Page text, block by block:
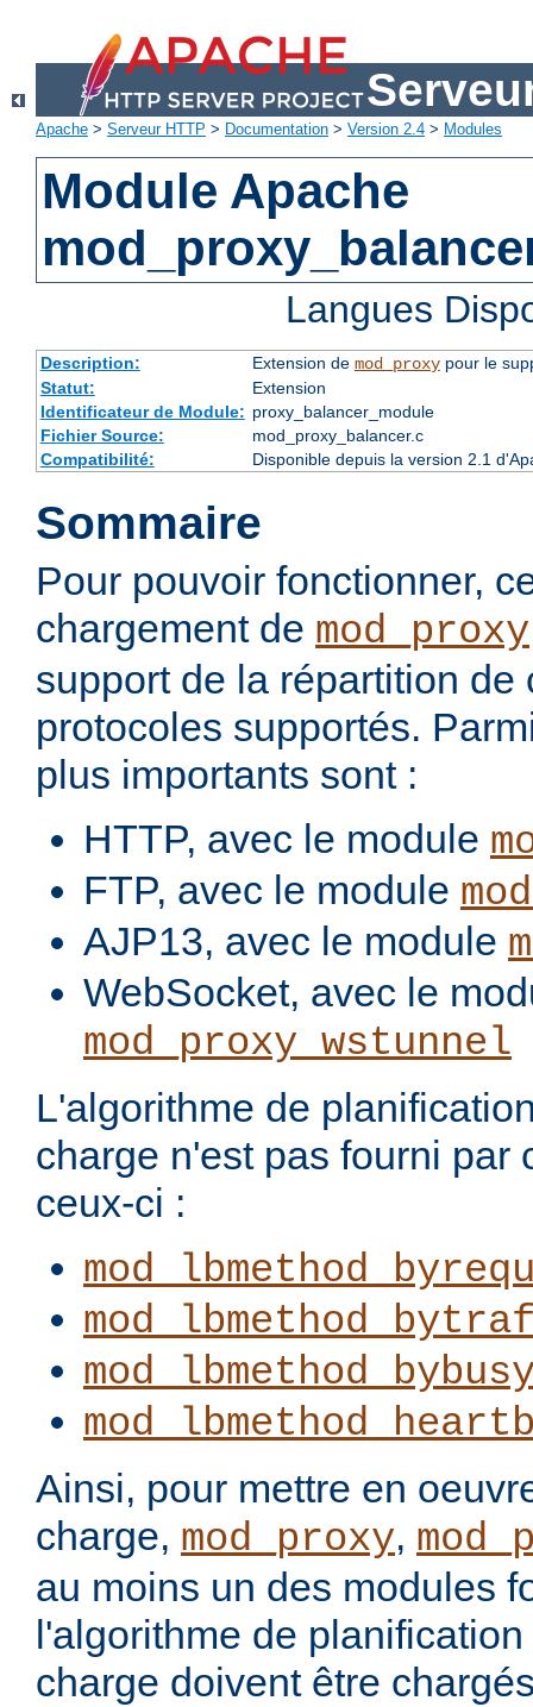
Apache > Serveur HTTP > Documentation > Version 2.4 > Modules
Module Apache
Langues
Description: Extension de mod_proxypour le
Statut:
Extension
Identificateur de Module: proxy_balancer_module
Fichier Source:
mod_proxy_balancer.c
Compatibilité:
Disponible depuis la version 2.1
Sommaire
Pour pouvoir fonctionner,
chargement de mod_proxy
support de la répartition de
protocoles supportés.
plus importants sont :
HTTP, avec le module
FTP, avec le module
AJP13, avec le module
WebSocket, avec le
mod_proxy_wstunnel
L'algorithme de
charge n'est pas fourni par
ceux-ci :
Ainsi, pour mettre en
charge, mod_proxy,
au moins un des modules
l'algorithme de
charge doivent être